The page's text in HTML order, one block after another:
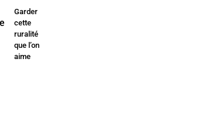
Garder
cette
ruralité
que l’on
aime